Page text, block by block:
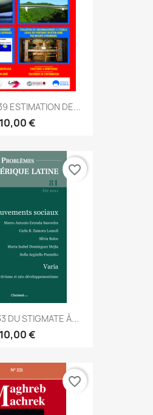
ESTIMATION DE...
10,00 €
DU STIGMATE À...
10,00 €
favorite_border
favorite_border